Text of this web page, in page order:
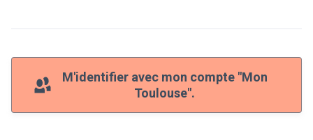
M'identifier avec mon compte "Mon
Toulouse".